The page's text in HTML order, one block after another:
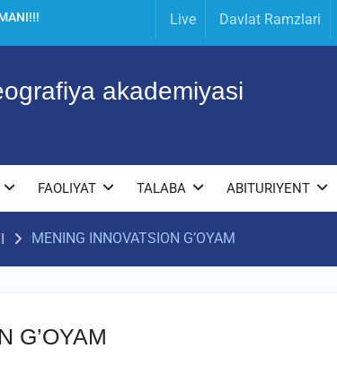
Live Davlat Ramzlari
akademiyasi
FAOLIYAT TALABA ABITURIYENT
MENING INNOVATSION G’OYAM
G’OYAM